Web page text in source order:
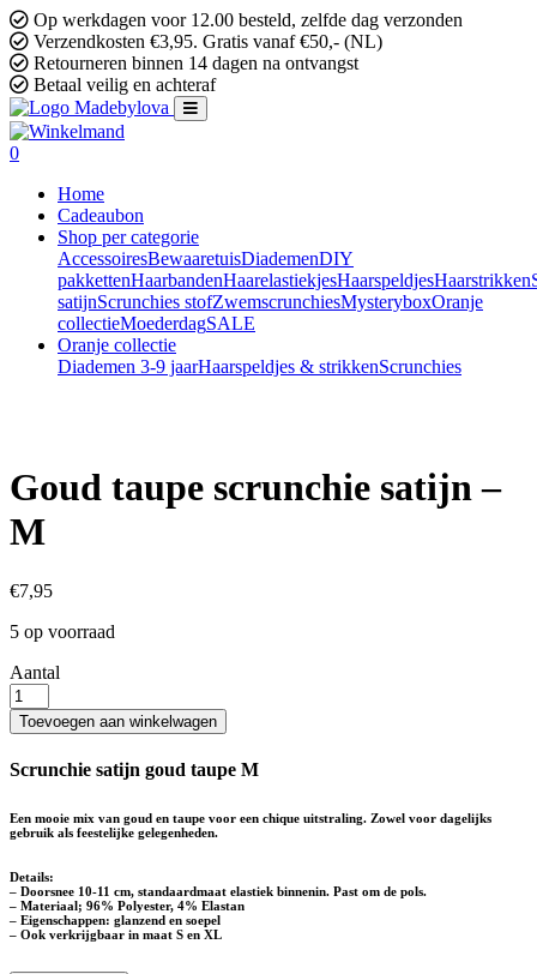
Op werkdagen voor 12.00 besteld, zelfde dag verzonden
Verzendkosten €3,95. Gratis vanaf €50,- (NL)
Retourneren binnen 14 dagen na ontvangst
Betaal veilig en achteraf
0
Home
Cadeaubon
Shop per categorie
AccessoiresBewaaretuisDiademenDIY
pakkettenHaarbandenHaarelastiekjesHaarspeldjesHaarstrikken
satijnScrunchies stofZwemscrunchiesMysteryboxOranje
collectieMoederdagSALE
Oranje collectie
Diademen 3-9 jaarHaarspeldjes & strikkenScrunchies
Goud taupe scrunchie satijn –
M
€7,95
5 op voorraad
Aantal
Goud
taupe
scrunchie
-
aantal
Toevoegen aan winkelwagen
Scrunchie satijn goud taupe M
Een mooie mix van goud en taupe voor een chique uitstraling. Zowel voor dagelijks
gebruik als feestelijke gelegenheden.
Details:
– Doorsnee 10-11 cm, standaardmaat elastiek binnenin. Past om de pols.
– Materiaal; 96% Polyester, 4% Elastan
– Eigenschappen: glanzend en soepel
– Ook verkrijgbaar in maat S en XL